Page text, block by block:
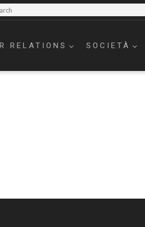
RELATIONS SOCIETÀ